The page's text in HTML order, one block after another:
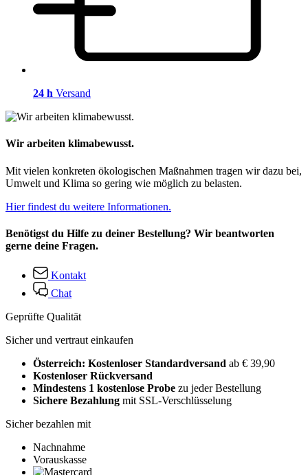
24 h Versand
Wir arbeiten klimabewusst.
Mit vielen konkreten ökologischen Maßnahmen tragen wir dazu bei,
Umwelt und Klima so gering wie möglich zu belasten.
Hier findest du weitere Informationen.
Benötigst du Hilfe zu deiner Bestellung? Wir beantworten
gerne deine Fragen.
Kontakt
Chat
Geprüfte Qualität
Sicher und vertraut einkaufen
Österreich: Kostenloser Standardversand ab € 39,90
Kostenloser Rückversand
Mindestens 1 kostenlose Probe zu jeder Bestellung
Sichere Bezahlung mit SSL-Verschlüsselung
Sicher bezahlen mit
Nachnahme
Vorauskasse